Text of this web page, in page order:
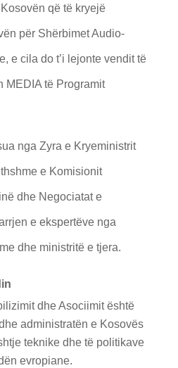
që të kryejë
për Shërbimet Audio-
e cila do t’i lejonte vendit të
MEDIA të Programit
nga Zyra e Kryeministrit
e Komisionit
dhe Negociatat e
e ekspertëve nga
dhe ministritë e tjera.
dhe Asociimit është
administratën e Kosovës
teknike dhe të politikave
evropiane.